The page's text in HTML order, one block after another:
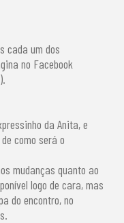
cada um dos
no Facebook
da Anita, e
como será o
mudanças quanto ao
logo de cara, mas
do encontro, no